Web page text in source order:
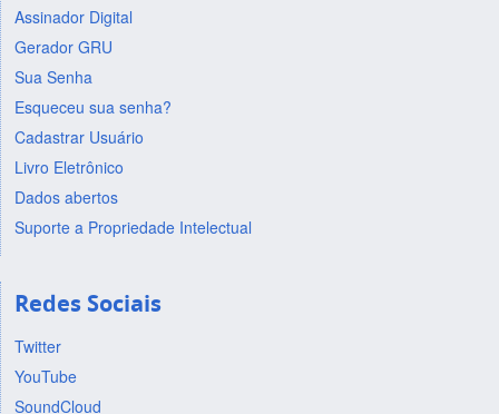
Assinador Digital
Gerador GRU
Sua Senha
Esqueceu sua senha?
Cadastrar Usuário
Livro Eletrônico
Dados abertos
Suporte a Propriedade Intelectual
Redes Sociais
Twitter
YouTube
SoundCloud